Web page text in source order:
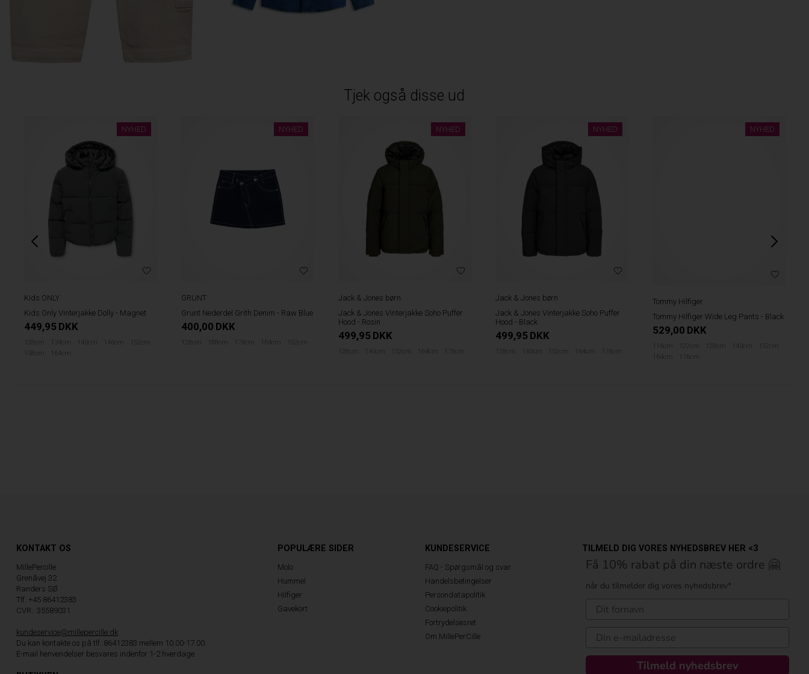
Tjek også disse ud
NYHED
Kids ONLY
Kids Only Vinterjakke Dolly - Magnet
449,95 DKK
128cm 134cm 140cm 146cm
152cm
158cm
164cm
NYHED
GRUNT
Grunt Nederdel Grith Denim - Raw Blue
400,00 DKK
128cm 188cm 176cm 164cm 152cm
NYHED
Jack & Jones børn
Jack & Jones Vinterjakke Soho Puffer
Hood - Rosin
499,95 DKK
128cm 140cm 152cm 164cm 176cm
NYHED
Jack & Jones børn
Jack & Jones Vinterjakke Soho Puffer
Hood - Black
499,95 DKK
128cm 140cm 152cm 164cm 176cm
NYHED
Tommy Hilfiger
Tommy Hilfiger Wide Leg Pants - Black
529,00 DKK
140cm
164cm
KONTAKT OS
MillePercille
Grenåvej 32
Randers SØ
Tlf. +45 86412383
CVR.: 35589031
kundeservice@millepercille.dk
Du kan kontakte os på tlf.:86412383 mellem 10.00-17.00.
E-mail henvendelser besvares indenfor 1-2 hverdage.
POPULÆRE SIDER
Molo
Hummel
Hilfiger
Gavekort
KUNDESERVICE
FAQ - Spørgsmål og svar
Handelsbetingelser
Persondatapolitik
Cookiepolitik
Fortrydelsesret
Om MillePerCille
TILMELD DIG VORES NYHEDSBREV HER <3
Få 10% rabat på din næste ordre 🤗
når du tilmelder dig vores nyhedsbrev*
Tilmeld nyhedsbrev